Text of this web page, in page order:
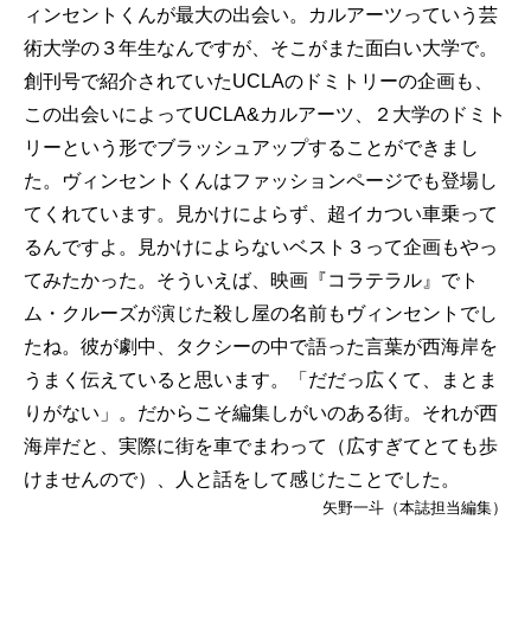
ィンセントくんが最大の出会い。カルアーツっていう芸
術大学の３年生なんですが、そこがまた面白い大学で。
創刊号で紹介されていたUCLAのドミトリーの企画も、
この出会いによってUCLA&カルアーツ、２大学のドミト
リーという形でブラッシュアップすることができまし
た。ヴィンセントくんはファッションページでも登場し
てくれています。見かけによらず、超イカつい車乗って
るんですよ。見かけによらないベスト３って企画もやっ
てみたかった。そういえば、映画『コラテラル』でト
ム・クルーズが演じた殺し屋の名前もヴィンセントでし
たね。彼が劇中、タクシーの中で語った言葉が西海岸を
うまく伝えていると思います。「だだっ広くて、まとま
りがない」。だからこそ編集しがいのある街。それが西
海岸だと、実際に街を車でまわって（広すぎてとても歩
けませんので）、人と話をして感じたことでした。
矢野一斗（本誌担当編集）